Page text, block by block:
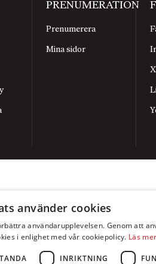
PRENUMERATION
Prenumerera
Mina sidor
X
använder cookies
användarupplevelsen. Genom att
i enlighet med vår cookiepolicy. Läs mer
INRIKTNING